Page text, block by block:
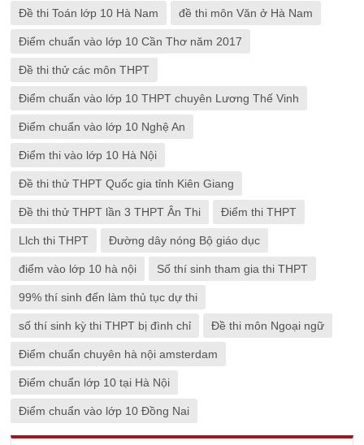
Đề thi Toán lớp 10 Hà Nam đề thi môn Văn ở Hà Nam
Điểm chuẩn vào lớp 10 Cần Thơ năm 2017
Đề thi thử các môn THPT
Điểm chuẩn vào lớp 10 THPT chuyên Lương Thế Vinh
Điểm chuẩn vào lớp 10 Nghệ An
Điểm thi vào lớp 10 Hà Nội
Đề thi thử THPT Quốc gia tỉnh Kiên Giang
Đề thi thử THPT lần 3 THPT Ân Thi Điểm thi THPT
Llch thi THPT Đường dây nóng Bộ giáo dục
điểm vào lớp 10 hà nội Số thí sinh tham gia thi THPT
99% thí sinh đến làm thủ tục dự thi
số thí sinh kỳ thi THPT bị đình chỉ Đề thi môn Ngoại ngữ
Điểm chuẩn chuyên hà nội amsterdam
Điểm chuẩn lớp 10 tại Hà Nội
Điểm chuẩn vào lớp 10 Đồng Nai